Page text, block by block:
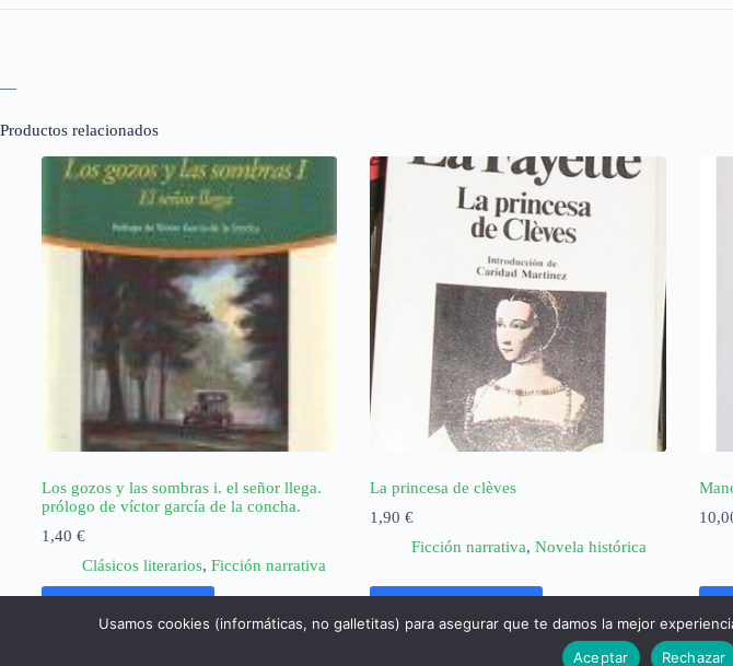
—
Productos relacionados
Los gozos y las sombras i. el señor llega.
prólogo de víctor garcía de la concha.
1,40 €
Clásicos literarios, Ficción narrativa
La princesa de clèves
1,90€
Ficción narrativa, Novela histórica
Usamos cookies (informáticas, no galletitas) para asegurar que te damos la mejor
Aceptar
Rechazar